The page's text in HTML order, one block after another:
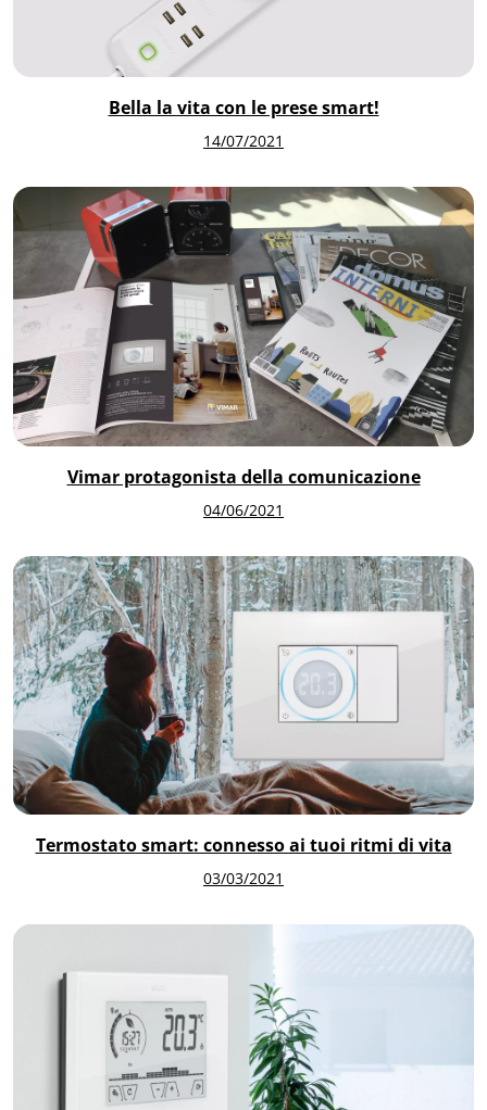
Bella la vita con le prese smart!
14/07/2021
Vimar protagonista della comunicazione
04/06/2021
Termostato smart: connesso ai tuoi ritmi di vita
03/03/2021